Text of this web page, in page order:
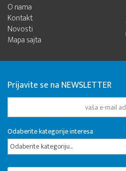
O nama
Kontakt
Novosti
Mapa sajta
Prijavite se na NEWSLETTER
Odaberite kategorije interesa
Odaberite kategoriju...